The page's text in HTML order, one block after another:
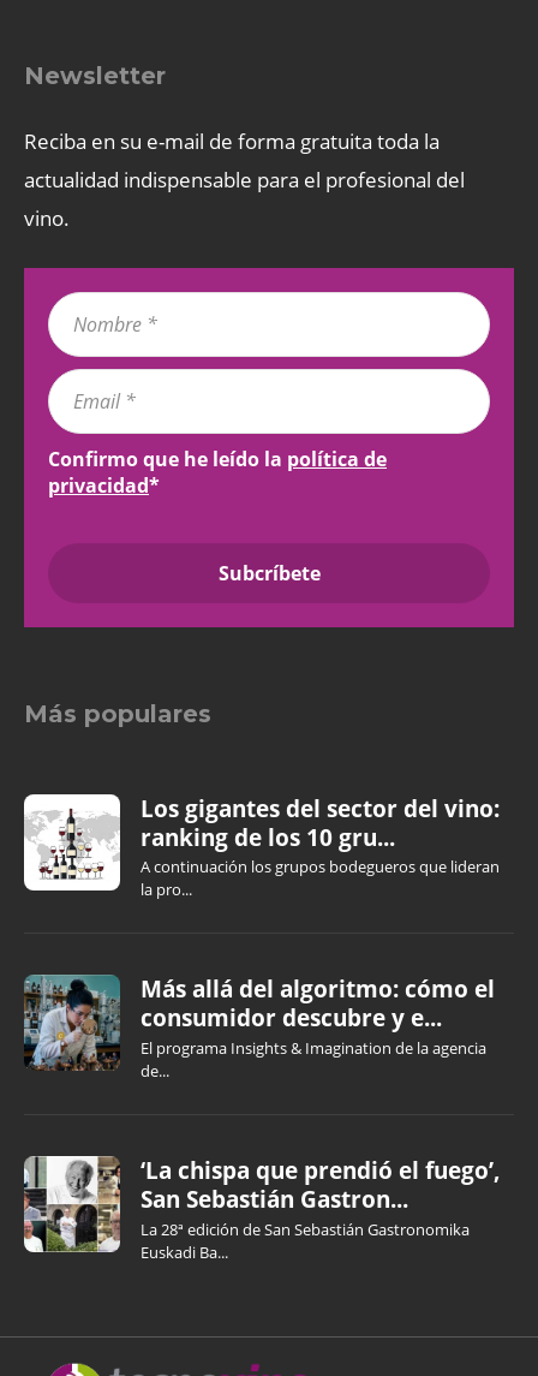
Newsletter
Reciba en su e-mail de forma gratuita toda la
actualidad indispensable para el profesional del
vino.
Confirmo que he leído la política de
privacidad*
Más populares
Los gigantes del sector del vino:
ranking de los 10 gru...
A continuación los grupos bodegueros que lideran
la pro...
Más allá del algoritmo: cómo el
consumidor descubre y e...
El programa Insights & Imagination de la agencia
de...
‘La chispa que prendió el fuego’,
San Sebastián Gastron...
La 28ª edición de San Sebastián Gastronomika
Euskadi Ba...